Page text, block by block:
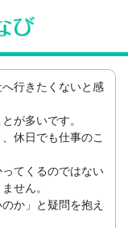
行きたくないと感
が多いです。
休日でも仕事のこ
てくるのではない
せん。
か」と疑問を抱え